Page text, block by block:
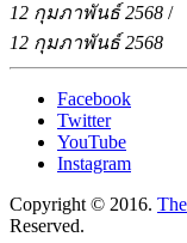
12 กุมภาพันธ์ 2568 /
12 กุมภาพันธ์ 2568
Facebook
Twitter
YouTube
Instagram
Copyright © 2016.
Reserved.